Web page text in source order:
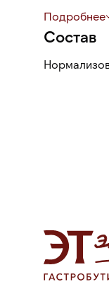
как
Подробнее
Состав